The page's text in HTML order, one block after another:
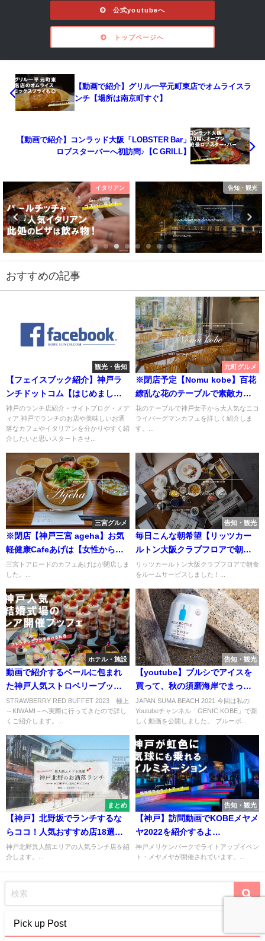
公式youtubeへ
トップページへ
【動画で紹介】グリル一平元町東店でオムライスラ
ンチ【場所は南京町すぐ】
【動画で紹介】コンラッド大阪「LOBSTER Bar」
ロブスターバーへ初訪問♪【C GRILL】
イタリアン 告知・観光
おすすめの記事
観光・告知
【フェイスブック紹介】神戸ラ
ンチドットコム【はじめまし
た】
神戸のランチ店紹介・サイトブログ・メデ
ィア 神戸でランチのお店や美味しいお洒
落なカフェやイタリアンを分かりやすく紹
介したいと思いスタートさせ...
元町グルメ
※閉店予定【Nomu kobe】百花
繚乱な花のテーブルで素敵カフ
ェを♥【エストネーション神戸】
花のテーブルで神戸女子から大人気なニコ
ライバーグマンカフェを詳しく紹介しま
す。...
三宮グルメ
※閉店【神戸三宮 ageha】お気
軽健康Cafeあげは【女性から人
気の自然食カフェ】
三宮トアロードのカフェあげはが閉店しま
した。...
告知・観光
毎日こんな朝希望【リッツカー
ルトン大阪クラブフロアで朝食
をルームサービスしたよ♪】
リッツカールトン大阪クラブフロアで朝食
をルームサービスしました！...
ホテル・施設
動画で紹介するベールに包まれ
た神戸人気ストロベリーブッフ
ェの全容【オーシャンズガーデ
ン】
STRAWBERRY RED BUFFET 2023 極上
～KIWAMI～へ実際に行ってきたので詳し
くご紹介します。...
告知・観光
【youtube】ブルシでアイスを
買って、秋の須磨海岸でまった
り散歩【観光動画・マイクロツ
ーリズム】
JAPAN SUMA BEACH 2021 今回は私の
Youtubeチャンネル「GENIC KOBE」で新
しく動画を公開しました。 ブルーボ...
まとめ
【神戸】北野坂でランチするな
らココ！人気おすすめ店18選
【異人館街】
神戸北野異人館エリアの人気ランチ店を紹
介します。...
告知・観光
【神戸】訪問動画でKOBEメヤメ
ヤ2022を紹介するよ
【meyameya】
神戸メリケンパークでライトアップイベン
ト・メヤメヤが開催されています。...
Pick up Post